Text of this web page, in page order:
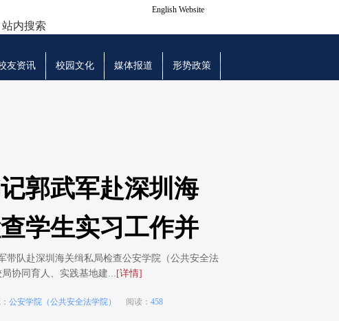
English Website
站内搜索
友资讯 校园文化 媒体报道 形势政策
郭武军赴深圳海
学生实习工作并
带队赴深圳海关缉私局检查公安学院（公共安全法
协同育人、实践基地建... [详情]
公安学院（公共安全法学院） 阅读： 458